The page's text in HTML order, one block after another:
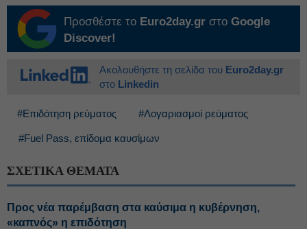
Προσθέστε το Euro2day.gr στο Google
Discover!
Ακολουθήστε τη σελίδα του Euro2day.gr
στο Linkedin
#Επιδότηση ρεύματος #Λογαριασμοί ρεύματος
#Fuel Pass, επίδομα καυσίμων
ΣΧΕΤΙΚΑ ΘΕΜΑΤΑ
Προς νέα παρέμβαση στα καύσιμα η κυβέρνηση,
«καπνός» η επιδότηση